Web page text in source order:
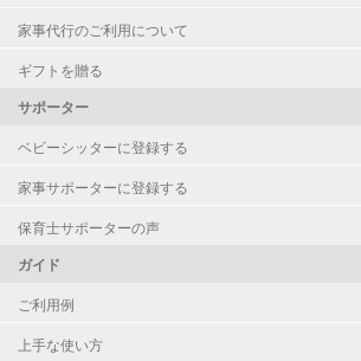
家事代行のご利用について
ギフトを贈る
サポーター
ベビーシッターに登録する
家事サポーターに登録する
保育士サポーターの声
ガイド
ご利用例
上手な使い方